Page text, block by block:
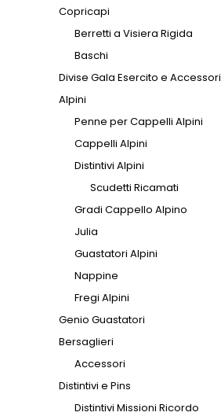
Copricapi
Berretti a Visiera Rigida
Baschi
Divise Gala Esercito e Accessori
Alpini
Penne per Cappelli Alpini
Cappelli Alpini
Distintivi Alpini
Scudetti Ricamati
Gradi Cappello Alpino
Julia
Guastatori Alpini
Nappine
Fregi Alpini
Genio Guastatori
Bersaglieri
Accessori
Distintivi e Pins
Distintivi Missioni Ricordo